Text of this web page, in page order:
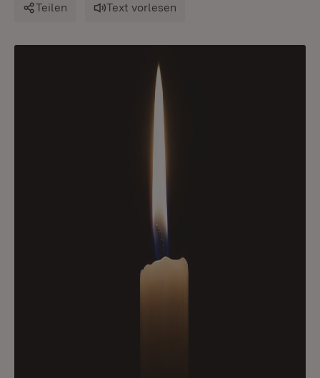
Teilen Text vorlesen